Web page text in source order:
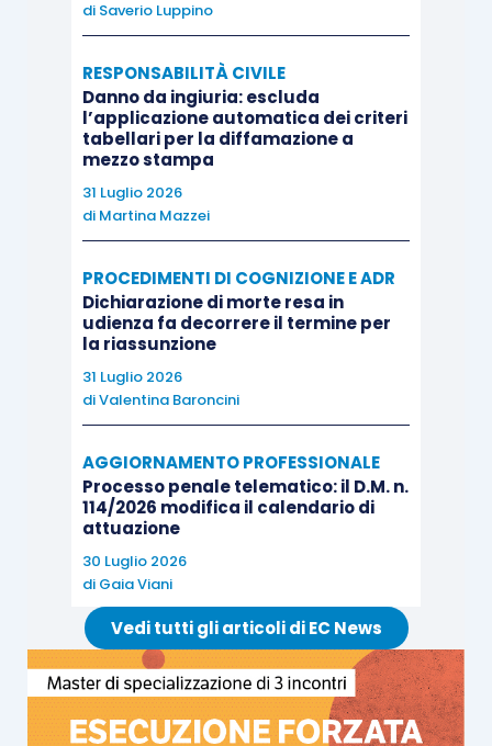
Infine, a nulla rileva la contestuale previsione di opzione
convenuta abbia effettivamente eseguito esborsi in
favore della societàmedio tempore, poichéla nullità in
discussione deve essere valutata nel momento genetico
del negozio.
di Saverio Luppino
RESPONSABILITÀ CIVILE
Danno da ingiuria: escluda
l’applicazione automatica dei criteri
tabellari per la diffamazione a
mezzo stampa
31 Luglio 2026
di Martina Mazzei
PROCEDIMENTI DI COGNIZIONE E ADR
Dichiarazione di morte resa in
udienza fa decorrere il termine per
la riassunzione
31 Luglio 2026
diValentina Baroncini
AGGIORNAMENTO PROFESSIONALE
Processo penale telematico: il D.M. n.
114/2026 modifica il calendario di
attuazione
30 Luglio 2026
di Gaia Viani
Vedi tutti gli articoli di EC News